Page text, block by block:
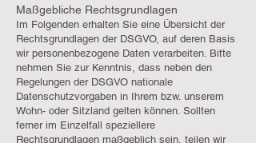
Maßgebliche Rechtsgrundlagen
Im Folgenden erhalten Sie eine Übersicht der
Rechtsgrundlagen der DSGVO, auf deren Basis
wir personenbezogene Daten verarbeiten. Bitte
nehmen Sie zur Kenntnis, dass neben den
Regelungen der DSGVO nationale
Datenschutzvorgaben in Ihrem bzw. unserem
Wohn- oder Sitzland gelten können. Sollten
ferner im Einzelfall speziellere
Rechtsgrundlagen maßgeblich sein, teilen wir